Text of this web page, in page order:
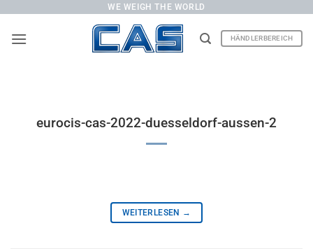
springen
WE WEIGH THE WORLD
HÄNDLERBEREICH
eurocis-cas-2022-duesseldorf-aussen-2
WEITERLESEN →